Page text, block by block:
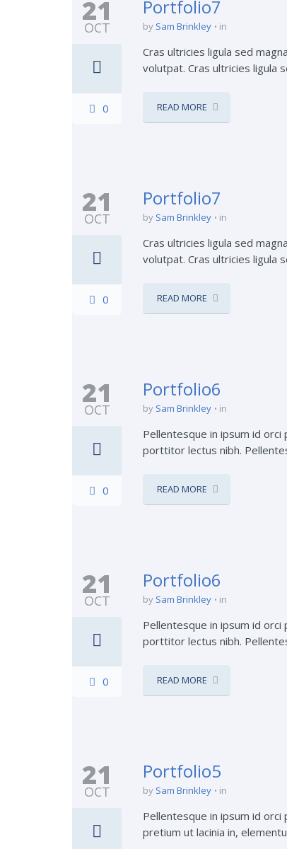
21
OCT
0
Portfolio7
by Sam Brinkley in
Cras ultricies ligula sed
volutpat. Cras ultricies ligula
READ MORE
21
OCT
0
Portfolio7
by Sam Brinkley in
Cras ultricies ligula sed
volutpat. Cras ultricies ligula
READ MORE
21
OCT
0
Portfolio6
by Sam Brinkley in
Pellentesque in ipsum id
porttitor lectus nibh.
READ MORE
21
OCT
0
Portfolio6
by Sam Brinkley in
Pellentesque in ipsum id
porttitor lectus nibh.
READ MORE
21
OCT
Portfolio5
by Sam Brinkley in
Pellentesque in ipsum id
pretium ut lacinia in,